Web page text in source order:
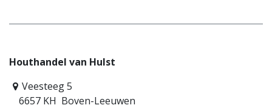
Houthandel van Hulst
Veesteeg 5
6657 KH Boven-Leeuwen